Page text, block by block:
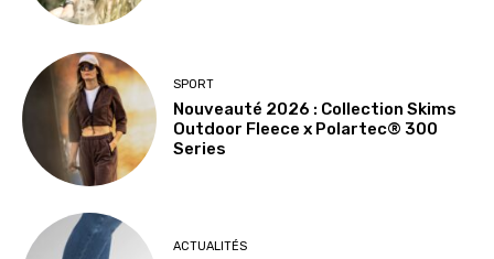
SPORT
Nouveauté 2026 : Collection Skims
Outdoor Fleece x Polartec® 300
Series
ACTUALITÉS